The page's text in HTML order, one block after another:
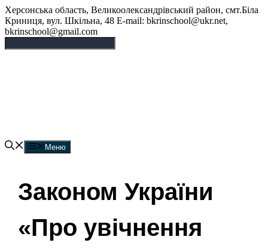
Перейти
до
вмісту
Херсонська область, Великоолександрівський район, смт.Біла
Криниця, вул. Шкільна, 48 E-mail: bkrinschool@ukr.net,
bkrinschool@gmail.com
Меню
Законом України
«Про увічнення